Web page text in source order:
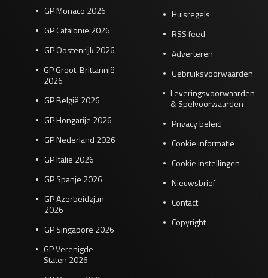
GP Monaco 2026
GP Catalonië 2026
GP Oostenrijk 2026
GP Groot-Brittannië
2026
GP België 2026
GP Hongarije 2026
GP Nederland 2026
GP Italië 2026
GP Spanje 2026
GP Azerbeidzjan
2026
GP Singapore 2026
GP Verenigde
Staten 2026
Huisregels
RSS feed
Adverteren
Gebruiksvoorwaarden
Leveringsvoorwaarden
& Spelvoorwaarden
Privacy beleid
Cookie informatie
Cookie instellingen
Nieuwsbrief
Contact
Copyright